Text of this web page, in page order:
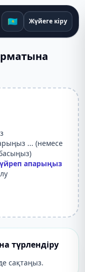
🇰🇿 Жүйеге кіру
... (немесе
апарыңыз
түрлендіру
сақтаңыз.